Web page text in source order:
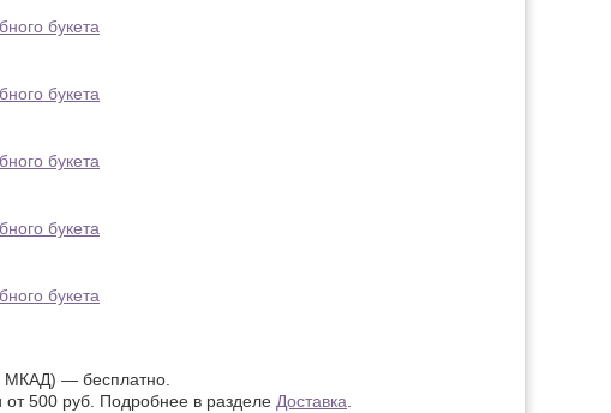
МКАД) — бесплатно.
от 500 руб. Подробнее в разделе Доставка.